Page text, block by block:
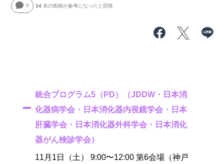
0 34 名の医師が参考になったと回答
統合プログラム5（PD）（JDDW・日本消
化器病学会・日本消化器内視鏡学会・日本
肝臓学会・日本消化器外科学会・日本消化
器がん検診学会）
11月1日（土） 9:00〜12:00 第6会場（神戸